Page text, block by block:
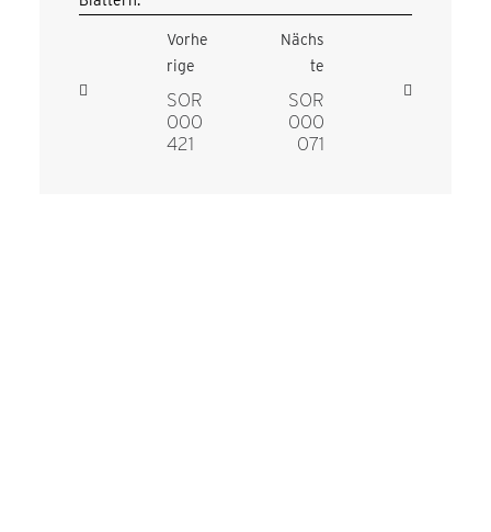
Vorhe
rige
SOR
000
421
Nächs
te
SOR
000
071